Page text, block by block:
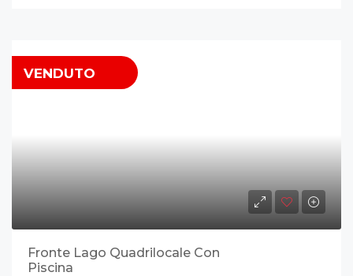
VENDUTO
Fronte Lago Quadrilocale Con
Piscina